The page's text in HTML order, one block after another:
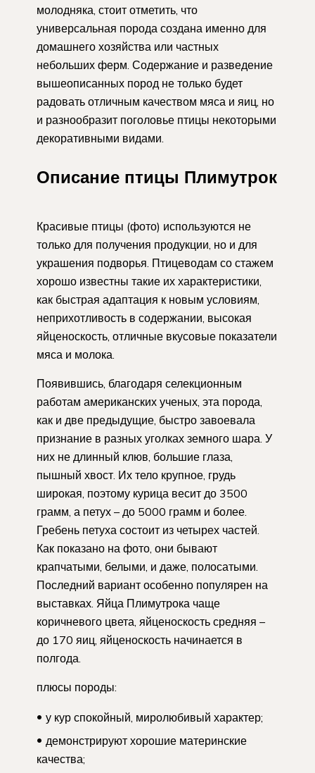
молодняка, стоит отметить, что
универсальная порода создана именно для
домашнего хозяйства или частных
небольших ферм. Содержание и разведение
вышеописанных пород не только будет
радовать отличным качеством мяса и яиц, но
и разнообразит поголовье птицы некоторыми
декоративными видами.
Описание птицы Плимутрок
Красивые птицы (фото) используются не
только для получения продукции, но и для
украшения подворья. Птицеводам со стажем
хорошо известны такие их характеристики,
как быстрая адаптация к новым условиям,
неприхотливость в содержании, высокая
яйценоскость, отличные вкусовые показатели
мяса и молока.
Появившись, благодаря селекционным
работам американских ученых, эта порода,
как и две предыдущие, быстро завоевала
признание в разных уголках земного шара. У
них не длинный клюв, большие глаза,
пышный хвост. Их тело крупное, грудь
широкая, поэтому курица весит до 3500
грамм, а петух – до 5000 грамм и более.
Гребень петуха состоит из четырех частей.
Как показано на фото, они бывают
крапчатыми, белыми, и даже, полосатыми.
Последний вариант особенно популярен на
выставках. Яйца Плимутрока чаще
коричневого цвета, яйценоскость средняя –
до 170 яиц, яйценоскость начинается в
полгода.
плюсы породы:
у кур спокойный, миролюбивый характер;
демонстрируют хорошие материнские
качества;